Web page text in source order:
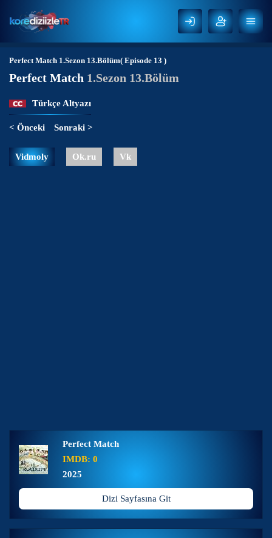
Perfect Match 1.Sezon 13.Bölüm( Episode 13 )
Perfect Match 1.Sezon 13.Bölüm
Türkçe Altyazı
< Önceki Sonraki >
Vidmoly Ok.ru Vk
Perfect Match
IMDB: 0
2025
Dizi Sayfasına Git